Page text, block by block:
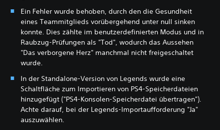
Ein Fehler wurde behoben, durch den die Gesundheit
eines Teammitglieds vorübergehend unter null sinken
konnte. Dies zählte im benutzerdefinierten Modus und in
Raubzug-Prüfungen als "Tod", wodurch das Aussehen
"Das verborgene Herz" manchmal nicht freigeschaltet
wurde.
In der Standalone-Version von Legends wurde eine
Schaltfläche zum Importieren von PS4-Speicherdateien
hinzugefügt ("PS4-Konsolen-Speicherdatei übertragen").
Achte darauf, bei der Legends-Importaufforderung "Ja"
auszuwählen.